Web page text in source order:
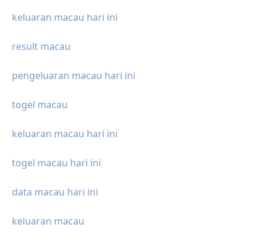
keluaran macau hari ini
result macau
pengeluaran macau hari ini
togel macau
keluaran macau hari ini
togel macau hari ini
data macau hari ini
keluaran macau